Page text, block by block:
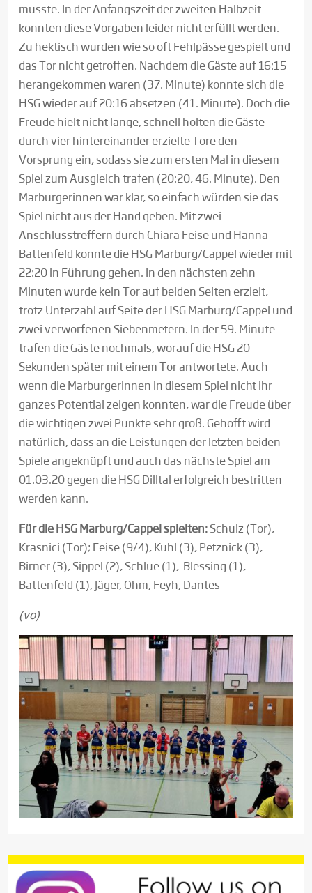
musste. In der Anfangszeit der zweiten Halbzeit
konnten diese Vorgaben leider nicht erfüllt werden.
Zu hektisch wurden wie so oft Fehlpässe gespielt und
das Tor nicht getroffen. Nachdem die Gäste auf 16:15
herangekommen waren (37. Minute) konnte sich die
HSG wieder auf 20:16 absetzen (41. Minute). Doch die
Freude hielt nicht lange, schnell holten die Gäste
durch vier hintereinander erzielte Tore den
Vorsprung ein, sodass sie zum ersten Mal in diesem
Spiel zum Ausgleich trafen (20:20, 46. Minute). Den
Marburgerinnen war klar, so einfach würden sie das
Spiel nicht aus der Hand geben. Mit zwei
Anschlusstreffern durch Chiara Feise und Hanna
Battenfeld konnte die HSG Marburg/Cappel wieder mit
22:20 in Führung gehen. In den nächsten zehn
Minuten wurde kein Tor auf beiden Seiten erzielt,
trotz Unterzahl auf Seite der HSG Marburg/Cappel und
zwei verworfenen Siebenmetern. In der 59. Minute
trafen die Gäste nochmals, worauf die HSG 20
Sekunden später mit einem Tor antwortete. Auch
wenn die Marburgerinnen in diesem Spiel nicht ihr
ganzes Potential zeigen konnten, war die Freude über
die wichtigen zwei Punkte sehr groß. Gehofft wird
natürlich, dass an die Leistungen der letzten beiden
Spiele angeknüpft und auch das nächste Spiel am
01.03.20 gegen die HSG Dilltal erfolgreich bestritten
werden kann.
Für die HSG Marburg/Cappel spielten:Schulz (Tor),
Krasnici (Tor); Feise (9/4), Kuhl (3), Petznick (3),
Birner (3), Sippel (2), Schlue (1), Blessing (1),
Battenfeld (1), Jäger, Ohm, Feyh, Dantes
(vo)